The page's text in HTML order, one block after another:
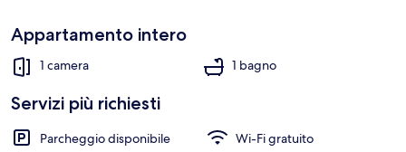
Appartamento, 1 camera da letto,
Appartamento intero
1 camera 1 bagno
Servizi più richiesti
Parcheggio disponibile
Wi-Fi gratuito